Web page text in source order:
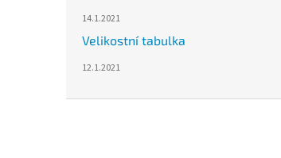
14.1.2021
Velikostní tabulka
12.1.2021